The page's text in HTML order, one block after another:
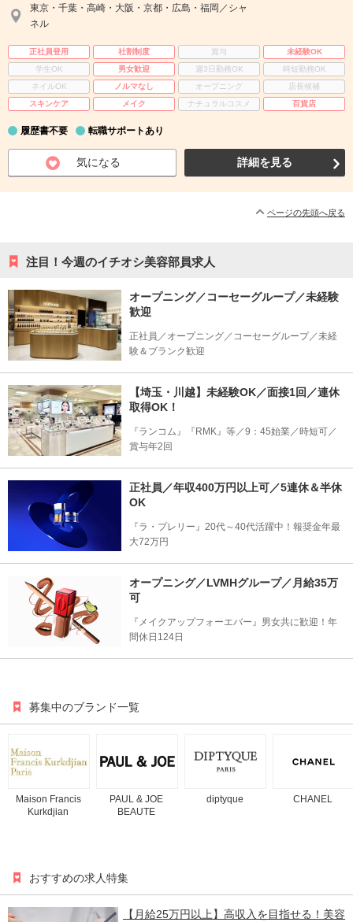
東京・千葉・高崎・大阪・京都・広島・福岡／シャ
ネル
正社員登用 社割制度 賞与
未経験OK
学生OK
男女歓迎 週3日勤務OK
時短勤務OK
ネイルOK
ノルマなし オープニング
店長候補
スキンケア
メイク ナチュラルコスメ 百貨店
履歴書不要 転職サポートあり
気になる 詳細を見る
ページの先頭へ戻る
注目！今週のイチオシ美容部員求人
オープニング／コーセーグループ／未経験
歓迎
正社員／オープニング／コーセーグループ／未経
験＆ブランク歓迎
【埼玉・川越】未経験OK／面接1回／連休
取得OK！
『ランコム』『RMK』等／9：45始業／時短可／
賞与年2回
正社員／年収400万円以上可／5連休＆半休
OK
『ラ・プレリー』20代～40代活躍中！報奨金年最
大72万円
オープニング／LVMHグループ／月給35万
可
『メイクアップフォーエバー』男女共に歓迎！年
間休日124日
募集中のブランド一覧
Maison Francis
Kurkdjian
PAUL & JOE
BEAUTE
diptyque CHANEL
おすすめの求人特集
【月給25万円以上】高収入を目指せる！美容